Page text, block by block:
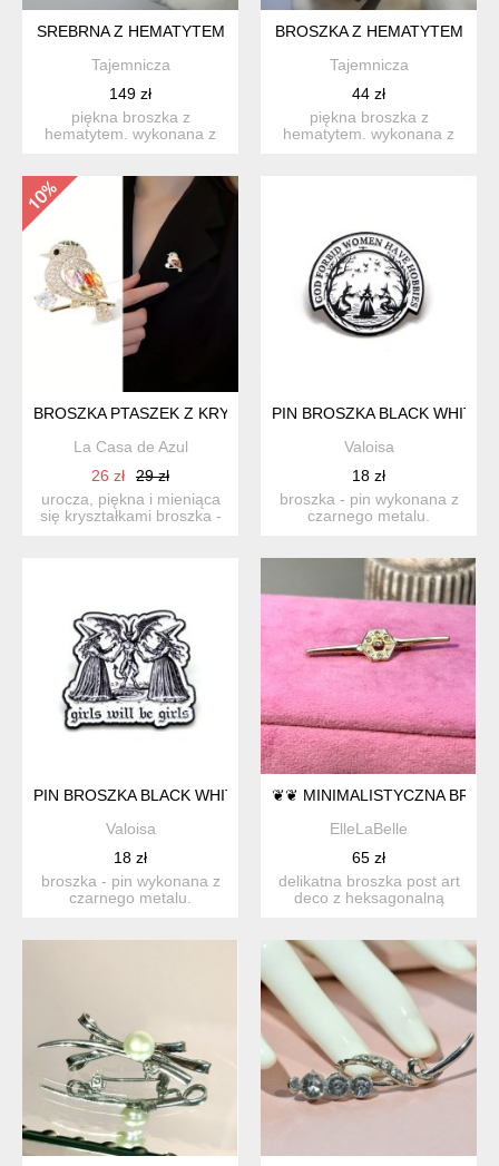
SREBRNA Z HEMATYTEM
Tajemnicza
149 zł
piękna broszka z
hematytem. wykonana z
BROSZKA Z HEMATYTEM
Tajemnicza
44 zł
piękna broszka z
hematytem. wykonana z
BROSZKA PTASZEK Z KRYSZTAŁKAMI
La Casa de Azul
26 zł
29 zł
urocza, piękna i mieniąca
się kryształkami broszka -
PIN BROSZKA BLACK WHITE
Valoisa
18 zł
broszka - pin wykonana z
czarnego metalu.
PIN BROSZKA BLACK WHITE CZAROWNICE
Valoisa
18 zł
broszka - pin wykonana z
czarnego metalu.
❦❦ MINIMALISTYCZNA
ElleLaBelle
65 zł
delikatna broszka post art
deco z heksagonalną